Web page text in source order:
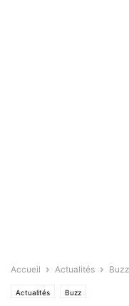
Accueil Actualités Buzz
Actualités Buzz